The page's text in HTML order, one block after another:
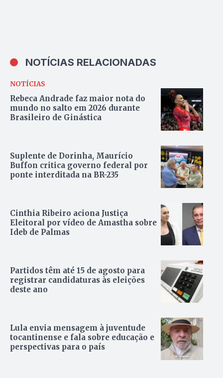
NOTÍCIAS RELACIONADAS
NOTÍCIAS
Rebeca Andrade faz maior nota do
mundo no salto em 2026 durante
Brasileiro de Ginástica
Suplente de Dorinha, Maurício
Buffon critica governo federal por
ponte interditada na BR-235
Cinthia Ribeiro aciona Justiça
Eleitoral por vídeo de Amastha sobre
Ideb de Palmas
Partidos têm até 15 de agosto para
registrar candidaturas às eleições
deste ano
Lula envia mensagem à juventude
tocantinense e fala sobre educação e
perspectivas para o país